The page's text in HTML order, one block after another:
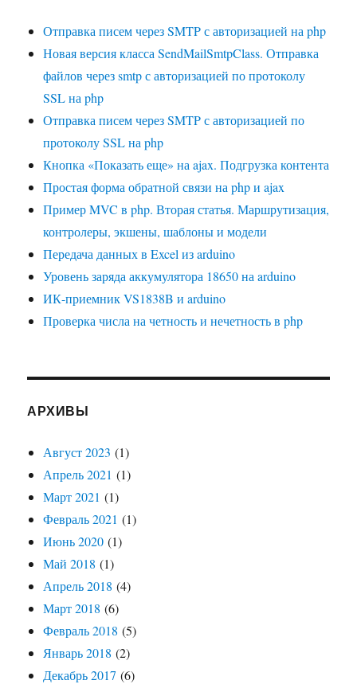
Отправка писем через SMTP с авторизацией на php
Новая версия класса SendMailSmtpClass. Отправка
файлов через smtp с авторизацией по протоколу
SSL на php
Отправка писем через SMTP с авторизацией по
протоколу SSL на php
Кнопка «Показать еще» на ajax. Подгрузка контента
Простая форма обратной связи на php и ajax
Пример MVC в php. Вторая статья. Маршрутизация,
контролеры, экшены, шаблоны и модели
Передача данных в Excel из arduino
Уровень заряда аккумулятора 18650 на arduino
ИК-приемник VS1838B и arduino
Проверка числа на четность и нечетность в php
АРХИВЫ
Август 2023 (1)
Апрель 2021 (1)
Март 2021 (1)
Февраль 2021 (1)
Июнь 2020 (1)
Май 2018 (1)
Апрель 2018 (4)
Март 2018 (6)
Февраль 2018 (5)
Январь 2018 (2)
Декабрь 2017 (6)